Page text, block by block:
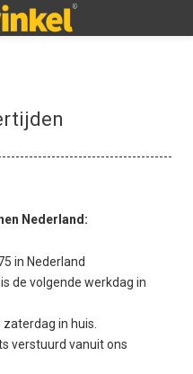
Nederland:
in Nederland
de volgende werkdag in
zaterdag in huis.
verstuurd vanuit ons